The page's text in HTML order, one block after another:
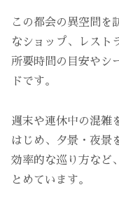
この都会の異空間を
なショップ、レスト
所要時間の目安やシ
ドです。
週末や連休中の混雑
はじめ、夕景・夜景
効率的な巡り方など
とめています。